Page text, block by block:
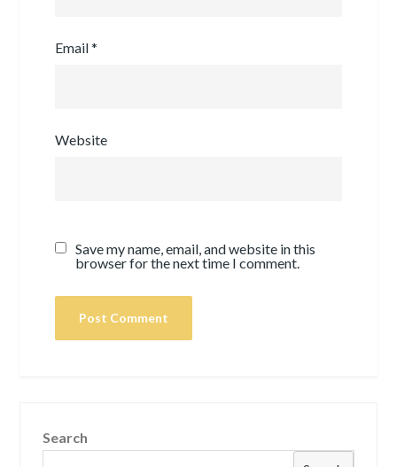
Email*
Website
Save my name, email, and website in this
browser for the next time I comment.
Search